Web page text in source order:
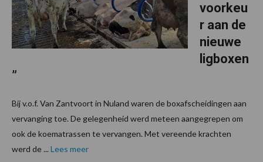
voorkeu
r aan de
nieuwe
ligboxen
”
Bij v.o.f. Van Zantvoort in Nuland waren de boxafscheidingen aan
vervanging toe. De gelegenheid werd meteen aangegrepen om
ook de koematrassen te vervangen. Met vereende krachten
werd de ... Lees meer